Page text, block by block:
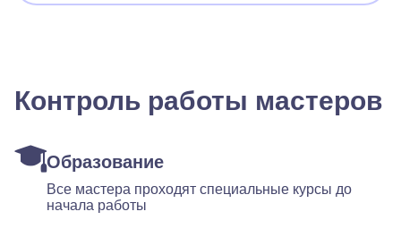
Контроль работы мастеров
Образование
Все мастера проходят специальные курсы до
начала работы